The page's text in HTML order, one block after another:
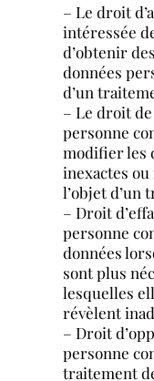
– Le droit
intéressée
d’obtenir
données
d’un
– Le droit
personne
modifier les
inexactes
l’objet d’un
– Droit
personne
données
sont plus
lesquelles
révèlent
– Droit
personne
traitement